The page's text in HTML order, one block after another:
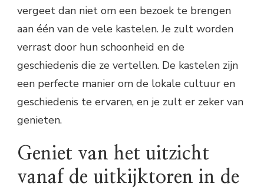
vergeet dan niet om een bezoek te brengen
aan één van de vele kastelen. Je zult worden
verrast door hun schoonheid en de
geschiedenis die ze vertellen. De kastelen zijn
een perfecte manier om de lokale cultuur en
geschiedenis te ervaren, en je zult er zeker van
genieten.
Geniet van het uitzicht
vanaf de uitkijktoren in de